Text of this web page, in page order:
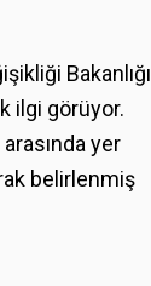
Bakanlığı
ilgi görüyor.
yer
belirlenmiş